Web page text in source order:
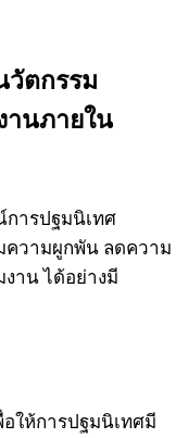
วัตกรรม
านภายใน
การปฐมนิเทศ
ความผูกพัน ลดความ
าน ได้อย่างมี
ให้การปฐมนิเทศมี